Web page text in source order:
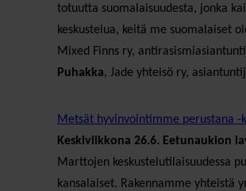
totuutta suomalaisuudesta, jonka
keskustelua, keitä me suomalaiset
Mixed Finns ry,
Puhakka, Jade yhteisö ry,
Metsät hyvinvointimme perustana -
Keskiviikkona 26.6. Eetunaukion
Marttojen keskustelutilaisuudessa
kansalaiset. Rakennamme